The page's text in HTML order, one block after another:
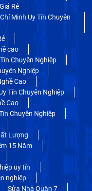
Rẻ
Minh Uy Tín Chuyên
cao
Chuyên Nghiệp
Nghiệp
Cao
Tín Chuyên Nghiệp
Cao
Chuyên Nghiệp
Lượng
15 Năm
uy tín
nghiệp
Sửa Nhà Quận 7